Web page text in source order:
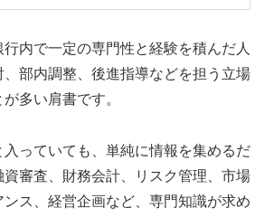
行内で一定の専門性と経験を積んだ人
部内調整、後進指導などを担う立場
多い肩書です。
っていても、単純に情報を集めるだ
審査、財務会計、リスク管理、市場
ス、経営企画など、専門知識が求め